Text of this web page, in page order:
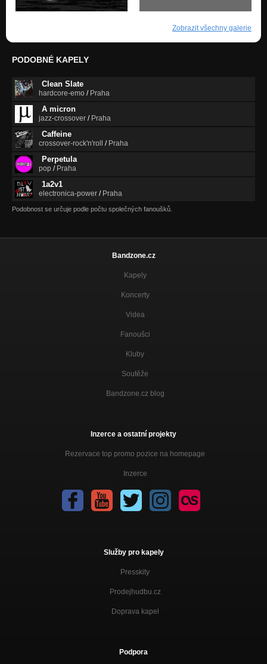
Zobrazit všechny galerie
PODOBNÉ KAPELY
Clean Slate
hardcore-emo / Praha
A micron
jazz-crossover / Praha
Caffeine
crossover-rock'n'roll / Praha
Perpetula
pop / Praha
1a2v1
electronica-power / Praha
Podobnost se určuje podle počtu společných fanoušků.
Bandzone.cz
Kapely
Koncerty
Videa
Fanoušci
Kluby
Soutěže
Bandzone.cz blog
Inzerce a ostatní projekty
Rezervace top promo pozice na homepage
Inzerce
Služby pro kapely
Presskity
Prodejhudbu.cz
Doprava kapel
Podpora